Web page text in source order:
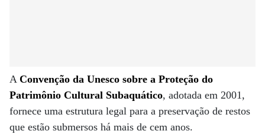
A Convenção da Unesco sobre a Proteção do
Patrimônio Cultural Subaquático, adotada em 2001,
fornece uma estrutura legal para a preservação de restos
que estão submersos há mais de cem anos.